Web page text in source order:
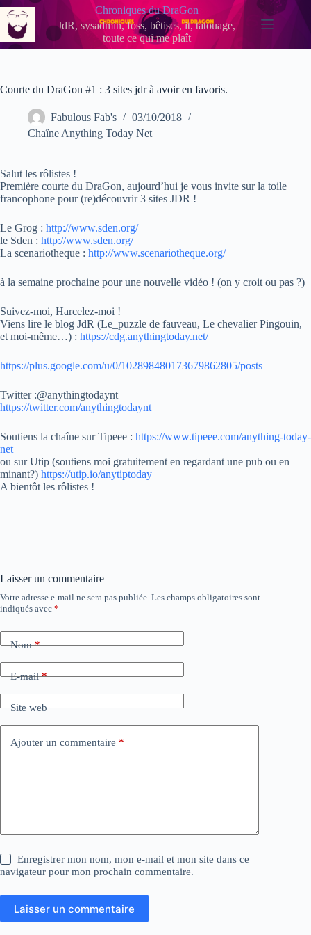
Passer
au
contenu
Chroniques du DraGon
JdR, sysadmin, foss, bêtises, it, tatouage,
toute ce qui me plaît
Courte du DraGon #1 : 3 sites jdr à avoir en favoris.
Fabulous Fab's
03/10/2018
Chaîne Anything Today Net
Salut les rôlistes !
Première courte du DraGon, aujourd’hui je vous invite sur la toile
francophone pour (re)découvrir 3 sites JDR !
Le Grog : http://www.sden.org/
le Sden : http://www.sden.org/
La scenariotheque : http://www.scenariotheque.org/
à la semaine prochaine pour une nouvelle vidéo ! (on y croit ou pas ?)
Suivez-moi, Harcelez-moi !
Viens lire le blog JdR (Le_puzzle de fauveau, Le chevalier Pingouin,
et moi-même…) : https://cdg.anythingtoday.net/
https://plus.google.com/u/0/102898480173679862805/posts
Twitter :@anythingtodaynt
https://twitter.com/anythingtodaynt
Soutiens la chaîne sur Tipeee : https://www.tipeee.com/anything-today-
net
ou sur Utip (soutiens moi gratuitement en regardant une pub ou en
minant?) https://utip.io/anytiptoday
A bientôt les rôlistes !
Laisser un commentaire
Votre adresse e-mail ne sera pas publiée. Les champs obligatoires sont
indiqués avec *
Nom*
E-mail*
Site web
Ajouter un commentaire *
Enregistrer mon nom, mon e-mail et mon site dans ce
navigateur pour mon prochain commentaire.
Laisser un commentaire